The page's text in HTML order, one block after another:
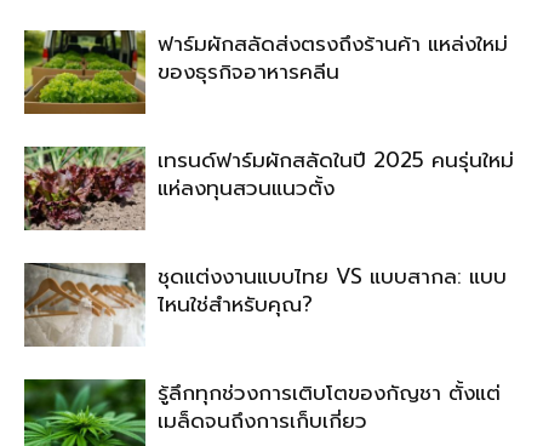
ฟาร์มผักสลัดส่งตรงถึงร้านค้า แหล่งใหม่
ของธุรกิจอาหารคลีน
เทรนด์ฟาร์มผักสลัดในปี 2025 คนรุ่นใหม่
แห่ลงทุนสวนแนวตั้ง
ชุดแต่งงานแบบไทย VS แบบสากล: แบบ
ไหนใช่สำหรับคุณ?
รู้ลึกทุกช่วงการเติบโตของกัญชา ตั้งแต่
เมล็ดจนถึงการเก็บเกี่ยว